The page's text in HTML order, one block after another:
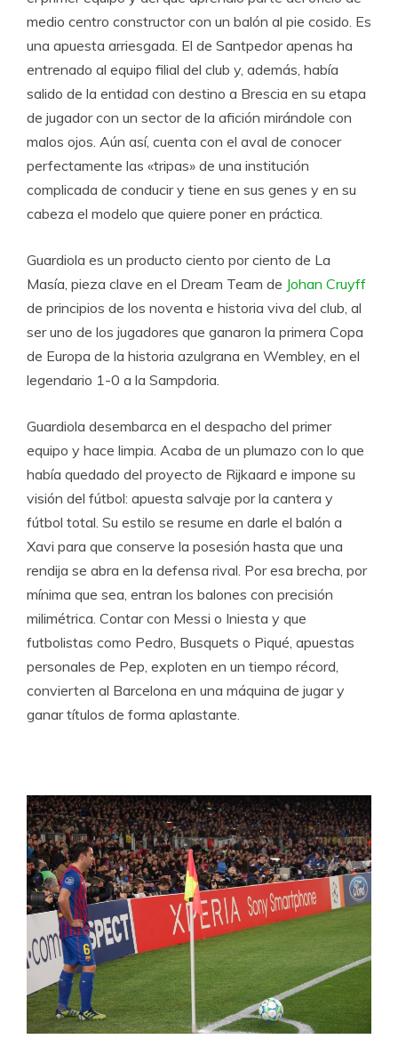
medio centro constructor con un balón al pie cosido. Es
una apuesta arriesgada. El de Santpedor apenas ha
entrenado al equipo filial del club y, además, había
salido de la entidad con destino a Brescia en su etapa
de jugador con un sector de la afición mirándole con
malos ojos. Aún así, cuenta con el aval de conocer
perfectamente las «tripas» de una institución
complicada de conducir y tiene en sus genes y en su
cabeza el modelo que quiere poner en práctica.
Guardiola es un producto ciento por ciento de La
Masía, pieza clave en el Dream Team de Johan Cruyff
de principios de los noventa e historia viva del club, al
ser uno de los jugadores que ganaron la primera Copa
de Europa de la historia azulgrana en Wembley, en el
legendario 1-0 a la Sampdoria.
Guardiola desembarca en el despacho del primer
equipo y hace limpia. Acaba de un plumazo con lo que
había quedado del proyecto de Rijkaard e impone su
visión del fútbol: apuesta salvaje por la cantera y
fútbol total. Su estilo se resume en darle el balón a
Xavi para que conserve la posesión hasta que una
rendija se abra en la defensa rival. Por esa brecha, por
mínima que sea, entran los balones con precisión
milimétrica. Contar con Messi o Iniesta y que
futbolistas como Pedro, Busquets o Piqué, apuestas
personales de Pep, exploten en un tiempo récord,
convierten al Barcelona en una máquina de jugar y
ganar títulos de forma aplastante.